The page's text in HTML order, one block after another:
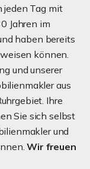
jeden Tag mit
Jahren im
haben bereits
können.
und unserer
aus
Ihre
Sie sich selbst
und
Wir freuen